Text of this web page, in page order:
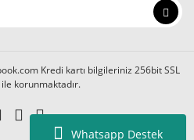
Whatsapp Destek
Kredi kartı bilgileriniz 256bit SSL
korunmaktadır.